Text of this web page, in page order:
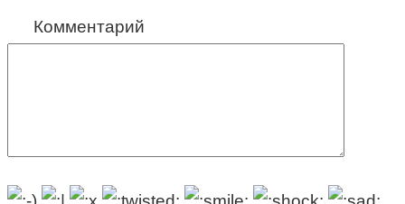
Комментарий